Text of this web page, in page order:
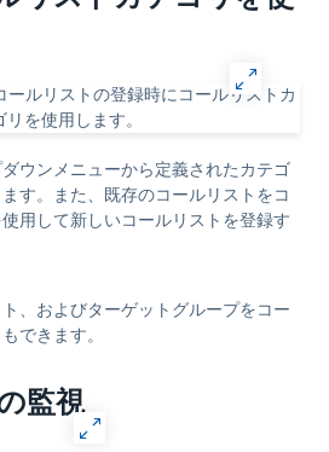
ウンメニューから定義されたカテゴ
す。また、既存のコールリストをコ
用して新しいコールリストを登録す
、およびターゲットグループをコー
できます。
監視